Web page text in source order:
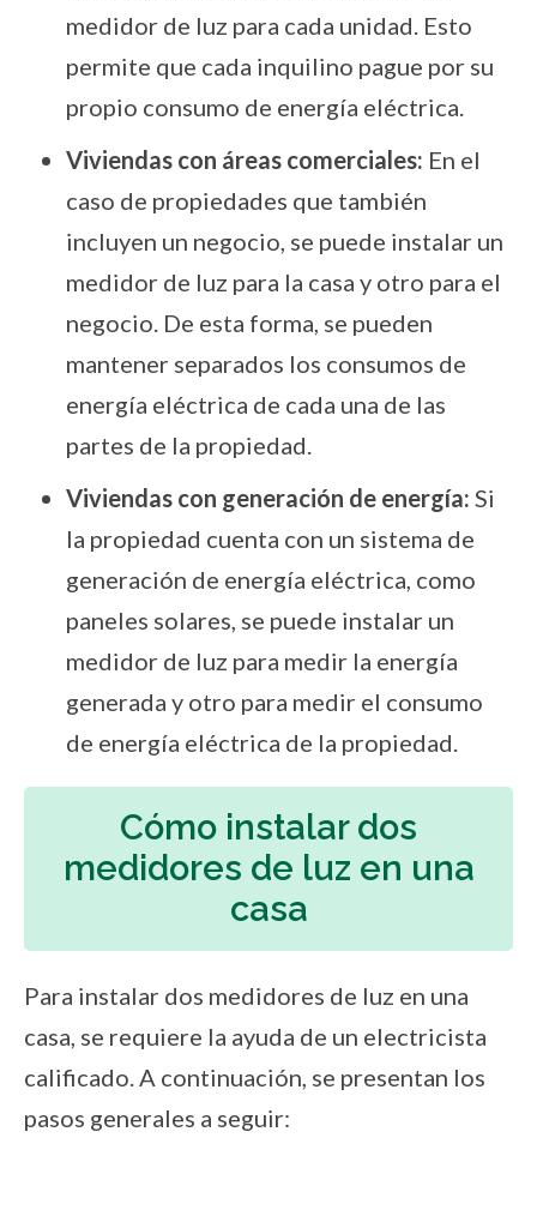
medidor de luz para cada unidad. Esto
permite que cada inquilino pague por su
propio consumo de energía eléctrica.
Viviendas con áreas comerciales: En el
caso de propiedades que también
incluyen un negocio, se puede instalar un
medidor de luz para la casa y otro para el
negocio. De esta forma, se pueden
mantener separados los consumos de
energía eléctrica de cada una de las
partes de la propiedad.
Viviendas con generación de energía: Si
la propiedad cuenta con un sistema de
generación de energía eléctrica, como
paneles solares, se puede instalar un
medidor de luz para medir la energía
generada y otro para medir el consumo
de energía eléctrica de la propiedad.
Cómo instalar dos
medidores de luz en una
casa
Para instalar dos medidores de luz en una
casa, se requiere la ayuda de un electricista
calificado. A continuación, se presentan los
pasos generales a seguir: